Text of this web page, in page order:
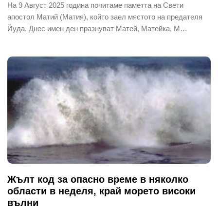
На 9 Август 2025 година почитаме паметта на Свети
апостол Матий (Матия), който заел мястото на предателя
Йуда. Днес имен ден празнуват Матей, Матейка, М…
Жълт код за опасно време в няколко
области в неделя, край морето високи
вълни